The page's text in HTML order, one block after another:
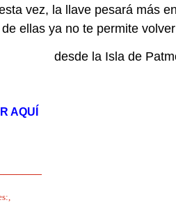
vez, la llave pesará más
ellas ya no te permite
desde la Isla de
AQUÍ